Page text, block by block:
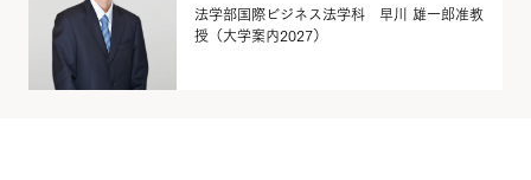
法学部国際ビジネス法学科 早川 雄一郎准教
授（大学案内2027）